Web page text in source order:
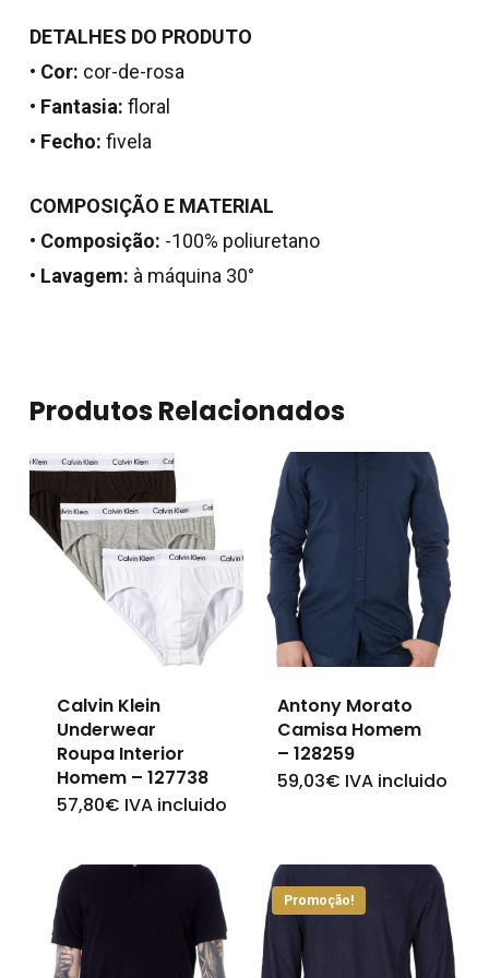
Nenhum produto no
DETALHES DO PRODUTO
• Cor: cor-de-rosa
• Fantasia: floral
• Fecho: fivela
COMPOSIÇÃO E MATERIAL
• Composição: -100% poliuretano
• Lavagem: à máquina 30°
Produtos Relacionados
Calvin Klein
Underwear
Roupa Interior
Homem – 127738
57,80€ IVA incluido
This
multiple
variants.
Antony Morato
Camisa Homem
– 128259
59,03€ IVA incluido
This
multiple
variants.
The
Promoção!